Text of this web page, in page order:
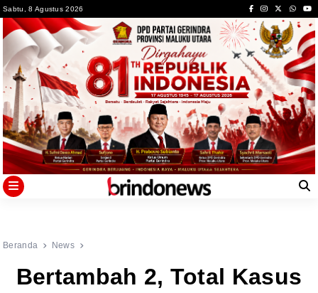
to
content
Sabtu, 8 Agustus 2026
Beranda News
Bertambah 2, Total Kasus